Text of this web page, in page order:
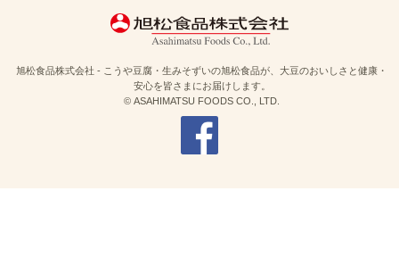
旭松食品株式会社 - こうや豆腐・生みそずいの旭松食品が、大豆のおいしさと健康・
安心を皆さまにお届けします。
© ASAHIMATSU FOODS CO., LTD.